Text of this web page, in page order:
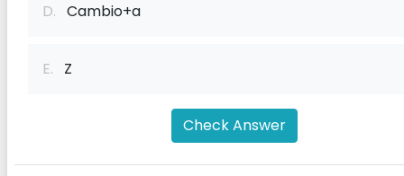
D. Cambio+a
E. Z
Check Answer